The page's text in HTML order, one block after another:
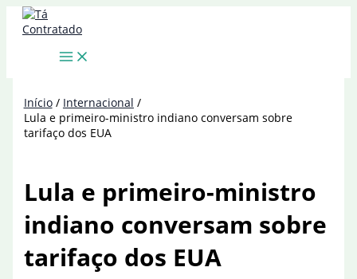
para
Início
Internacional
Lula e primeiro-ministro indiano conversam sobre
tarifaço dos EUA
Lula e primeiro-ministro
indiano conversam sobre
tarifaço dos EUA